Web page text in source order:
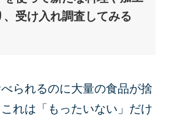
、受け入れ調査してみる
られるのに大量の食品が捨
れは「もったいない」だけ